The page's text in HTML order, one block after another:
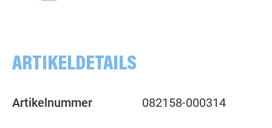
ARTIKELDETAILS
Artikelnummer 082158-000314